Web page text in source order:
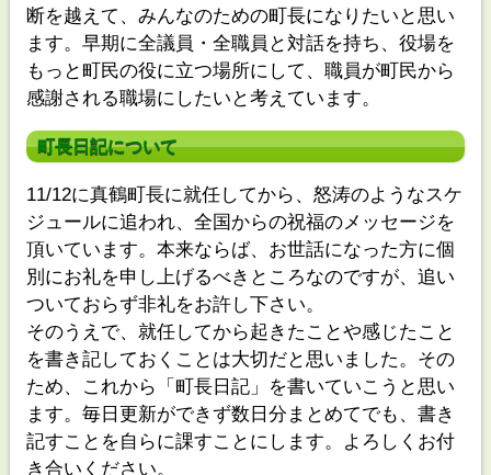
断を越えて、みんなのための町長になりたいと思い
ます。早期に全議員・全職員と対話を持ち、役場を
もっと町民の役に立つ場所にして、職員が町民から
感謝される職場にしたいと考えています。
町長日記について
11/12に真鶴町長に就任してから、怒涛のようなスケ
ジュールに追われ、全国からの祝福のメッセージを
頂いています。本来ならば、お世話になった方に個
別にお礼を申し上げるべきところなのですが、追い
ついておらず非礼をお許し下さい。
そのうえで、就任してから起きたことや感じたこと
を書き記しておくことは大切だと思いました。その
ため、これから「町長日記」を書いていこうと思い
ます。毎日更新ができず数日分まとめてでも、書き
記すことを自らに課すことにします。よろしくお付
き合いください。